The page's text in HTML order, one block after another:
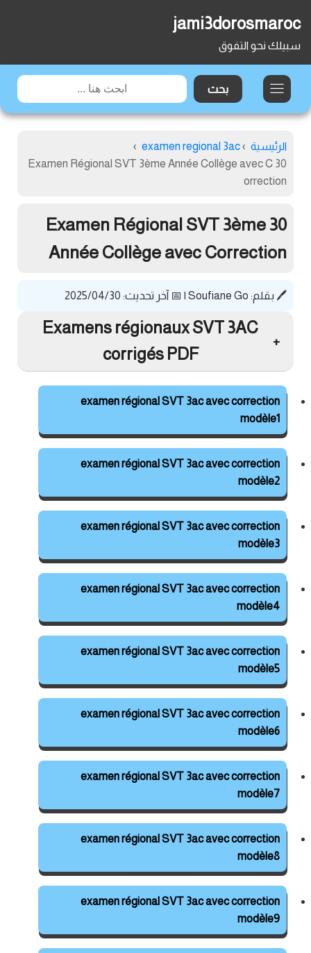
jami3dorosmaroc
سبيلك نحو التفوق
الرئيسية ›
examen regional 3ac
›
30 Examen Régional SVT 3ème Année Collège avec C
orrection
30 Examen Régional SVT 3ème
Année Collège avec Correction
🖊️ بقلم: Soufiane Go
| 📅 آخر تحديث: 2025/04/30
Examens régionaux SVT 3AC
corrigés PDF
examen régional SVT 3ac avec correction
modèle1
examen régional SVT 3ac avec correction
modèle2
examen régional SVT 3ac avec correction
modèle3
examen régional SVT 3ac avec correction
modèle4
examen régional SVT 3ac avec correction
modèle5
examen régional SVT 3ac avec correction
modèle6
examen régional SVT 3ac avec correction
modèle7
examen régional SVT 3ac avec correction
modèle8
examen régional SVT 3ac avec correction
modèle9